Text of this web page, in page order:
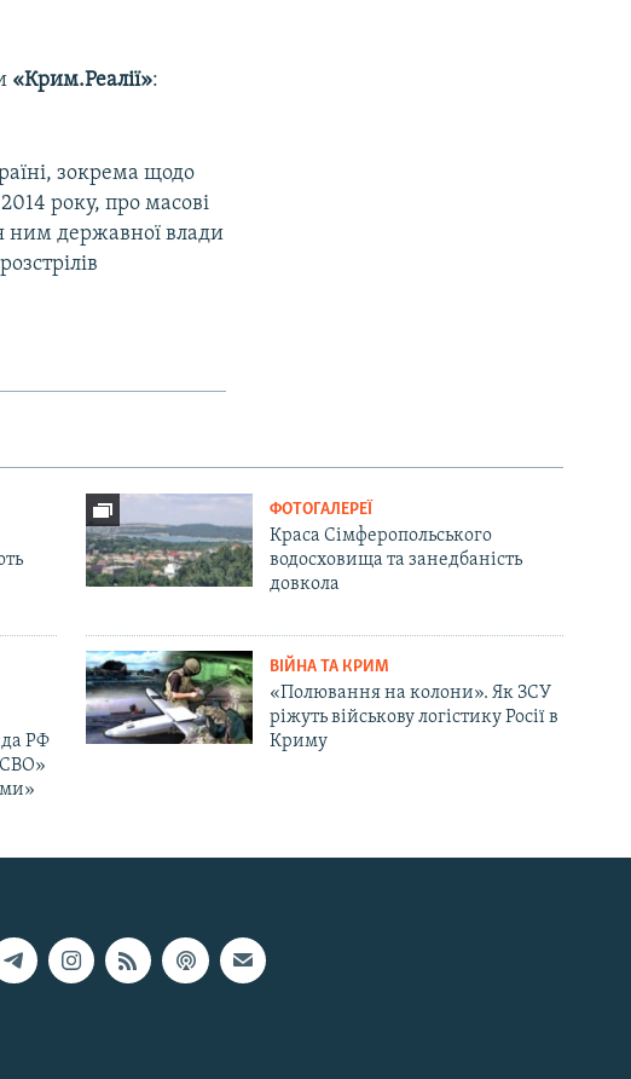
«Крим.Реалії»:​
зокрема щодо
року, про масові
ним державної влади
ФОТОГАЛЕРЕЇ
Краса Сімферопольського
водосховища та занедбаність
довкола
РФ
ВІЙНА ТА КРИМ
«Полювання на колони». Як ЗСУ
ріжуть військову логістику Росії в
Криму